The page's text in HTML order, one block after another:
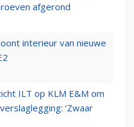
afgerond
interieur van nieuwe
ILT op KLM E&M om
‘Zwaar